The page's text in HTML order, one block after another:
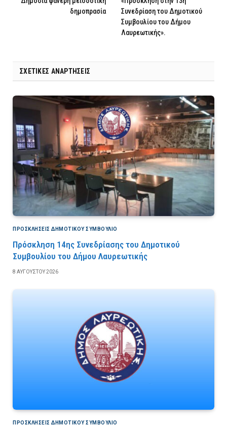
δημοπρασία
Συνεδρίαση του Δημοτικού
Συμβουλίου του Δήμου
Λαυρεωτικής».
ΣΧΕΤΙΚΈΣ ΑΝΑΡΤΉΣΕΙΣ
ΠΡΟΣΚΛΉΣΕΙΣ ΔΗΜΟΤΙΚΟΎ ΣΥΜΒΟΎΛΙΟ
Πρόσκληση 14ης Συνεδρίασης του Δημοτικού
Συμβουλίου του Δήμου Λαυρεωτικής
8 ΑΥΓΟΎΣΤΟΥ 2026
ΠΡΟΣΚΛΉΣΕΙΣ ΔΗΜΟΤΙΚΟΎ ΣΥΜΒΟΎΛΙΟ